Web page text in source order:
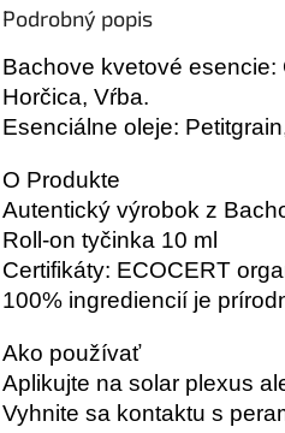
Podrobný popis
Bachove kvetové
Horčica, Vŕba.
Esenciálne oleje:
O Produkte
Autentický výrobok z
Roll-on tyčinka 10 ml
Certifikáty: ECOCERT
100% ingrediencií je
Ako používať
Aplikujte na solar plexus
Vyhnite sa kontaktu s